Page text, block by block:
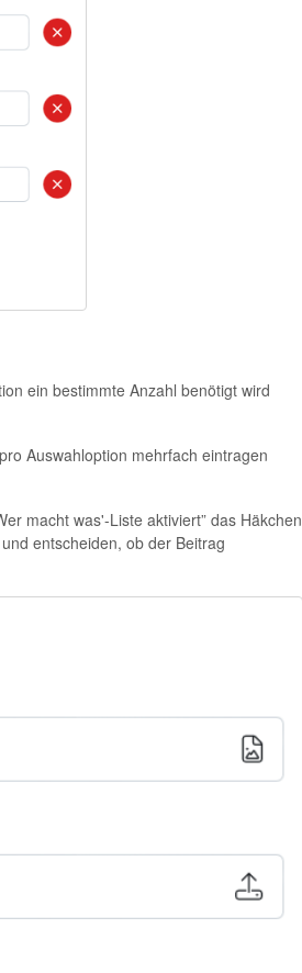
ein bestimmte Anzahl benötigt wird
Auswahloption mehrfach eintragen
macht was'-Liste aktiviert” das Häkchen
entscheiden, ob der Beitrag